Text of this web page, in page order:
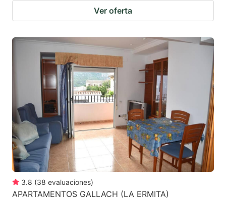
Ver oferta
3.8 (38 evaluaciones)
APARTAMENTOS GALLACH (LA ERMITA)